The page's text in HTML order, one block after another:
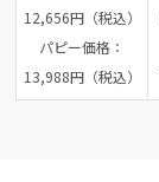
12,656円（税込）
パピー価格：
13,988円（税込）